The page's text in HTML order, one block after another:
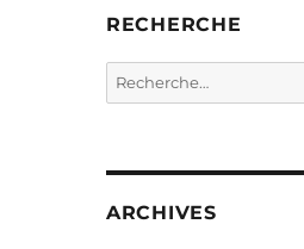
RECHERCHE
Recherche
pour :
ARCHIVES